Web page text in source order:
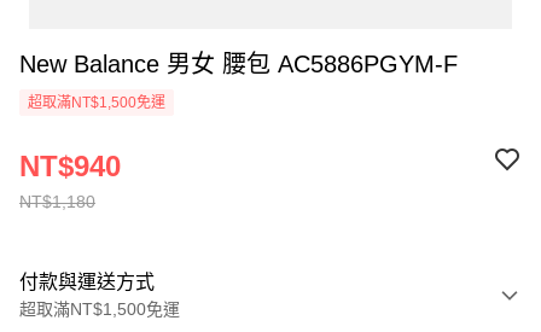
New Balance 男女 腰包 AC5886PGYM-F
超取滿NT$1,500免運
NT$1,180
NT$940
付款與運送方式
超取滿NT$1,500免運